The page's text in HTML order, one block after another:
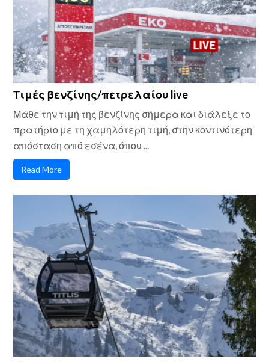
Τιμές βενζίνης/πετρελαίου live
Μάθε την τιμή της βενζίνης σήμερα και διάλεξε το
πρατήριο με τη χαμηλότερη τιμή, στην κοντινότερη
απόσταση από εσένα, όπου ...
Read More